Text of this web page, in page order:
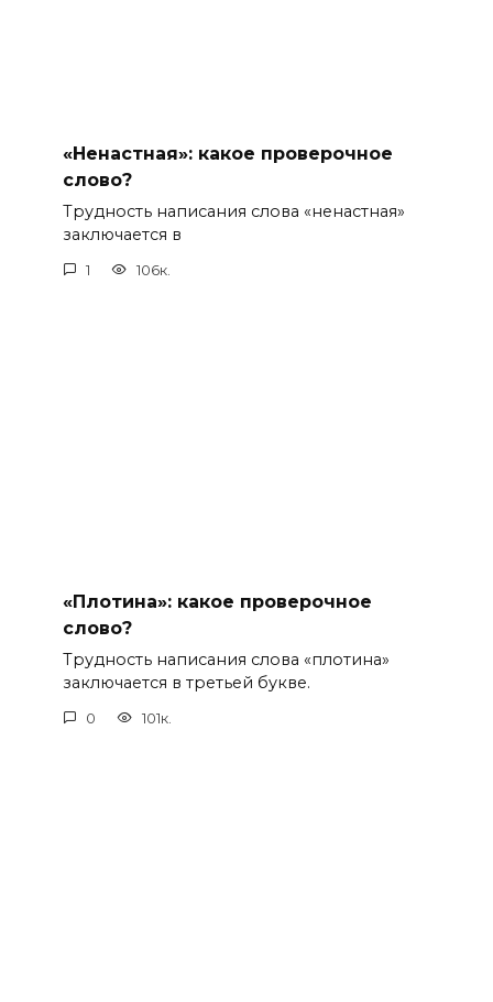
«Ненастная»: какое проверочное
слово?
Трудность написания слова «ненастная»
заключается в
1 106к.
«Плотина»: какое проверочное
слово?
Трудность написания слова «плотина»
заключается в третьей букве.
0 101к.